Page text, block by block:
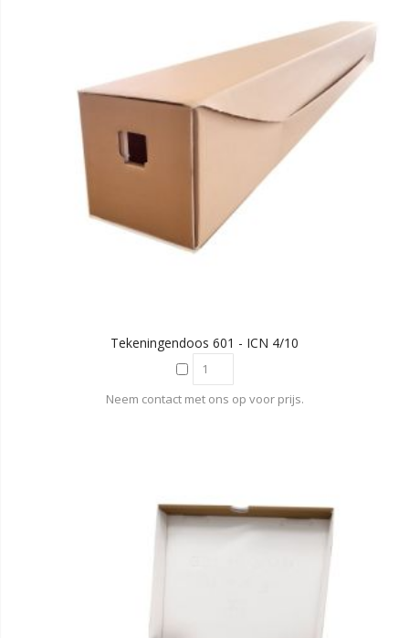
Tekeningendoos 601 - ICN 4/10
Neem contact met ons op voor prijs.